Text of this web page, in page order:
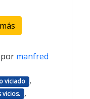
por manfred
viciado ,
vicios. ,